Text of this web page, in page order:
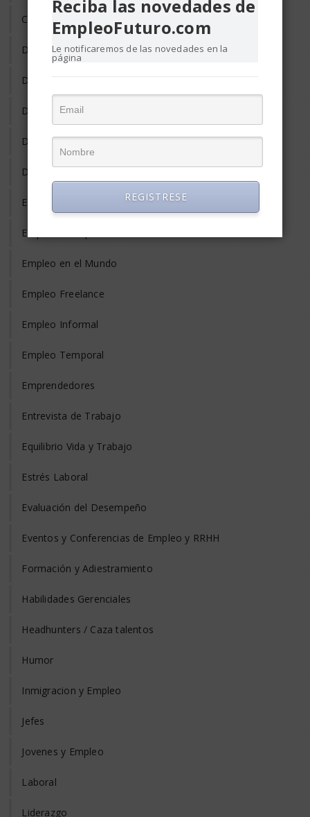
Compensación y Salario
Desarrollo Profesional
Desempleo
Despido
Diversidad Laboral
Donde Trabajar
Empleo de Tercera Edad
Empleo Discapacitados
Empleo en el Mundo
Empleo Freelance
Empleo Informal
Empleo Temporal
Emprendedores
Entrevista de Trabajo
Equilibrio Vida y Trabajo
Estrés Laboral
Evaluación del Desempeño
Eventos y Conferencias de Empleo y RRHH
Formación y Adiestramiento
Habilidades Gerenciales
Headhunters / Caza talentos
Humor
Inmigracion y Empleo
Jefes
Jovenes y Empleo
Laboral
Liderazgo
Reciba las novedades de
EmpleoFuturo.com
Le notificaremos de las novedades en la
página
REGISTRESE